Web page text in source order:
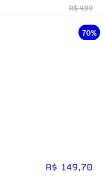
R$ 499
70%
R$ 149,70